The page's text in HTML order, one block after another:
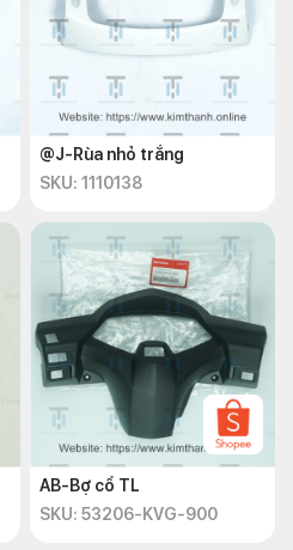
@J-Rùa nhỏ trắng
SKU: 1110138
AB-Bợ cổ TL
SKU: 53206-KVG-900